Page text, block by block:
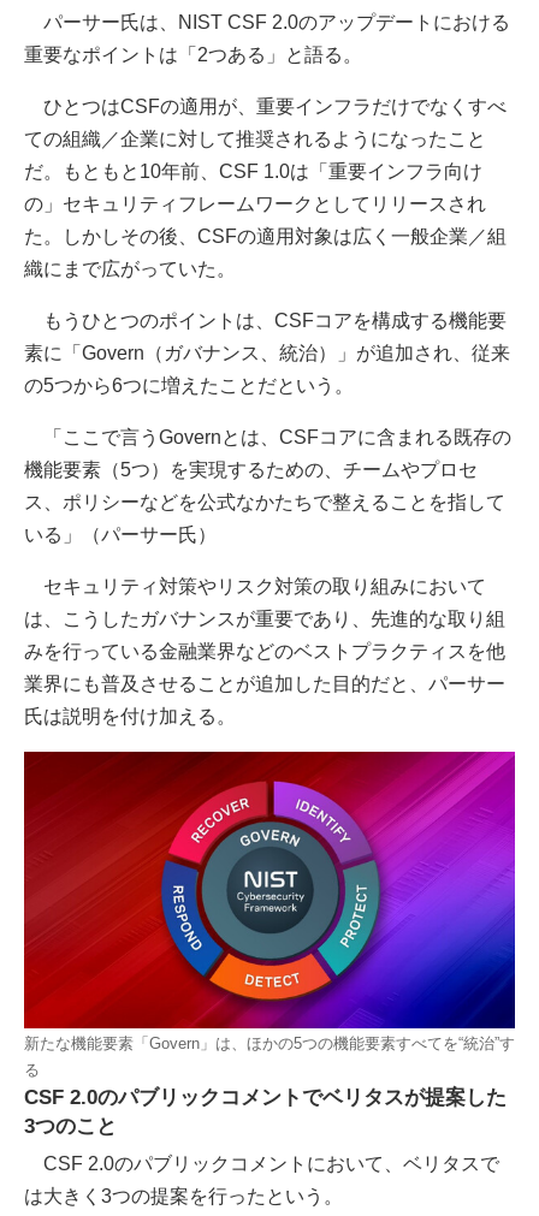
パーサー氏は、NIST CSF 2.0のアップデートにおける
重要なポイントは「2つある」と語る。
ひとつはCSFの適用が、重要インフラだけでなくすべ
ての組織／企業に対して推奨されるようになったこと
だ。もともと10年前、CSF 1.0は「重要インフラ向け
の」セキュリティフレームワークとしてリリースされ
た。しかしその後、CSFの適用対象は広く一般企業／組
織にまで広がっていた。
もうひとつのポイントは、CSFコアを構成する機能要
素に「Govern（ガバナンス、統治）」が追加され、従来
の5つから6つに増えたことだという。
「ここで言うGovernとは、CSFコアに含まれる既存の
機能要素（5つ）を実現するための、チームやプロセ
ス、ポリシーなどを公式なかたちで整えることを指して
いる」（パーサー氏）
セキュリティ対策やリスク対策の取り組みにおいて
は、こうしたガバナンスが重要であり、先進的な取り組
みを行っている金融業界などのベストプラクティスを他
業界にも普及させることが追加した目的だと、パーサー
氏は説明を付け加える。
新たな機能要素「Govern」は、ほかの5つの機能要素すべてを“統治”す
る
CSF 2.0のパブリックコメントでベリタスが提案した
3つのこと
CSF 2.0のパブリックコメントにおいて、ベリタスで
は大きく3つの提案を行ったという。